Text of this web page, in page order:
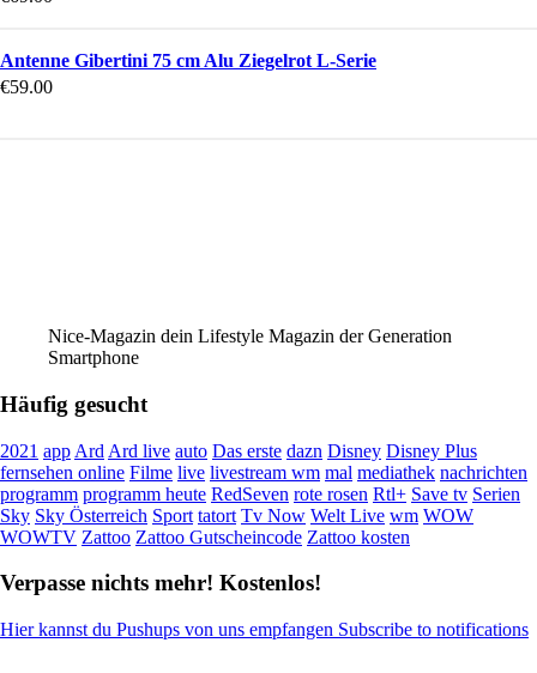
Antenne Gibertini 75 cm Alu Ziegelrot L-Serie
€59.00
Nice-Magazin dein Lifestyle Magazin der Generation
Smartphone
Häufig gesucht
2021 app Ard Ard live auto Das erste dazn Disney Disney Plus
fernsehen online Filme live livestream wm mal mediathek nachrichten
programm programm heute RedSeven rote rosen Rtl+ Save tv Serien
Sky Sky Österreich Sport tatort Tv Now Welt Live wm WOW
WOWTV Zattoo Zattoo Gutscheincode Zattoo kosten
Verpasse nichts mehr! Kostenlos!
Hier kannst du Pushups von uns empfangen Subscribe to notifications